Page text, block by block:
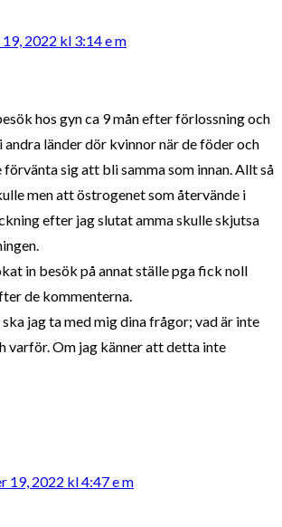
2022 kl 3:14 e m
hos gyn ca 9 mån efter förlossning och
länder dör kvinnor när de föder och
förvänta sig att bli samma som innan. Allt så
men att östrogenet som återvände i
efter jag slutat amma skulle skjutsa
in besök på annat ställe pga fick noll
de kommenterna.
jag ta med mig dina frågor; vad är inte
varför. Om jag känner att detta inte
19, 2022 kl 4:47 e m